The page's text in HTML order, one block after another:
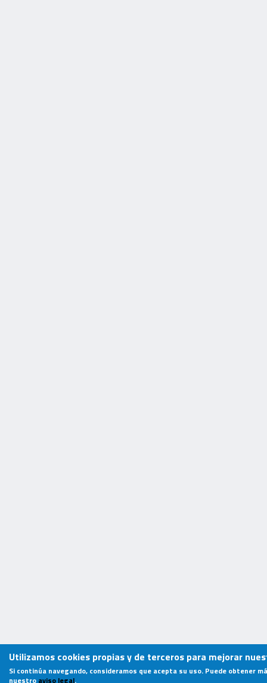
Utilizamos cookies propias y de terceros para mejorar
Si continúa navegando, consideramos que acepta su uso. Puede obtener
nuestro aviso legal.